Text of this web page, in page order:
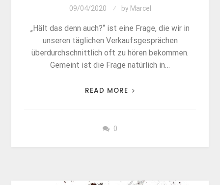
09/04/2020 by Marcel
„Hält das denn auch?“ ist eine Frage, die wir in
unseren täglichen Verkaufsgesprächen
überdurchschnittlich oft zu hören bekommen.
Gemeint ist die Frage natürlich in…
READ MORE
0